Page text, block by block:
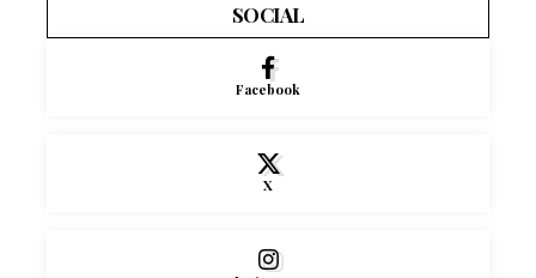
SOCIAL
Facebook
X